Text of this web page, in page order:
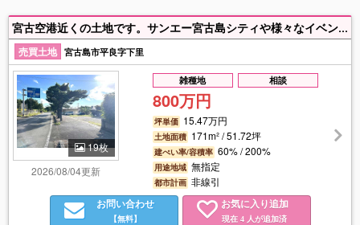
宮古空港近くの土地です。サンエー宮古島シティや様々なイベントが行われるJTAドーム宮古島も近くにあり、とても便利なエリアです。 市街地や各ビーチへも軽快にアプローチ可能。利便性と心地よい住環境をどちらも妥協したくない方に、自信を持ってお勧めできる好立地です。
売買土地 宮古島市平良字下里
19枚
2026/08/04更新
雑種地 相談
800万円
坪単価 15.47万円
土地面積 171m² / 51.72坪
建ぺい率/容積率 60% / 200%
用途地域 無指定
都市計画 非線引
お問い合わせ
【無料】
お気に入り追加
現在 4 人が追加済